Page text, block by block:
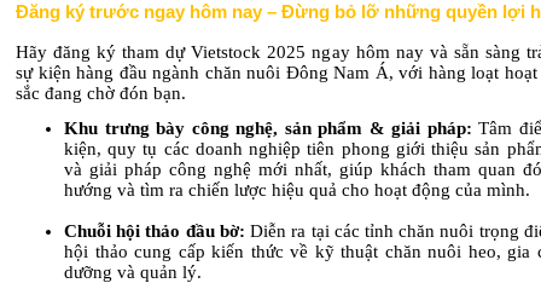
Đăng ký trước ngay hôm nay – Đừng bỏ lỡ những quyền lợi
Hãy đăng ký tham dự Vietstock 2025 ngay hôm nay và sẵn sàng
sự kiện hàng đầu ngành chăn nuôi Đông Nam Á, với hàng loạt hoạt
sắc đang chờ đón bạn.
Khu trưng bày công nghệ, sản phẩm & giải pháp: Tâm
kiện, quy tụ các doanh nghiệp tiên phong giới thiệu sản
và giải pháp công nghệ mới nhất, giúp khách tham quan
hướng và tìm ra chiến lược hiệu quả cho hoạt động của mình.
Chuỗi hội thảo đầu bờ: Diễn ra tại các tỉnh chăn nuôi trọng
hội thảo cung cấp kiến thức về kỹ thuật chăn nuôi heo, gia
dưỡng và quản lý.